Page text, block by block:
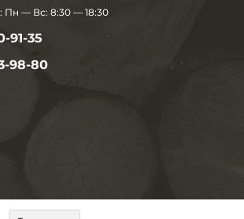
Пн — Вс: 8:30 — 18:30
91-35
98-80